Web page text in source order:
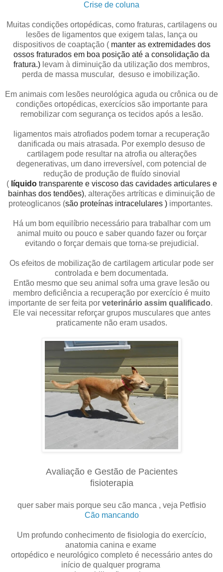
Crise de coluna
Muitas condições ortopédicas, como fraturas, cartilagens ou
lesões de ligamentos que exigem talas, lança ou
dispositivos de coaptação ( manter as extremidades dos
ossos fraturados em boa posição até a consolidação da
fratura.) levam à diminuição da utilização dos membros,
perda de massa muscular, desuso e imobilização.
Em animais com lesões neurológica aguda ou crônica ou de
condições ortopédicas, exercícios são importante para
remobilizar com segurança os tecidos após a lesão.
ligamentos mais atrofiados podem tornar a recuperação
danificada ou mais atrasada. Por exemplo desuso de
cartilagem pode resultar na atrofia ou alterações
degenerativas, um dano irreversível, com potencial de
redução de produção de fluído sinovial
( líquidotransparente e viscoso das cavidades articulares e
bainhas dos tendões), alterações artríticas e diminuição de
proteoglicanos (são proteínas intracelulares ) importantes.
Há um bom equilíbrio necessário para trabalhar com um
animal muito ou pouco e saber quando fazer ou forçar
evitando o forçar demais que torna-se prejudicial.
Os efeitos de mobilização de cartilagem articular pode ser
controlada e bem documentada.
Então mesmo que seu animal sofra uma grave lesão ou
membro deficiência a recuperação por exercício é muito
importante de ser feita por veterinário assim qualificado.
Ele vai necessitar reforçar grupos musculares que antes
praticamente não eram usados.
Avaliação e Gestão de Pacientes
fisioterapia
quer saber mais porque seu cão manca , veja Petfisio
Cão mancando
Um profundo conhecimento de fisiologia do exercício,
anatomia canina e exame
ortopédico e neurológico completo é necessário antes do
início de qualquer programa